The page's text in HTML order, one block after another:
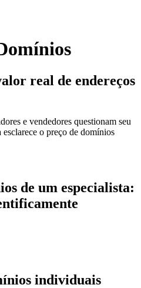
real de endereços
e vendedores questionam seu
o preço de domínios
de um especialista:
individuais